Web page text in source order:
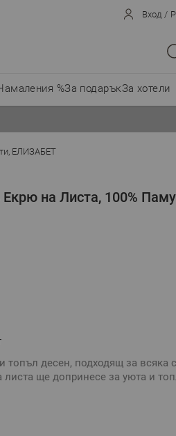
Вход /
%За подаръкЗа хотели
ЕЛИЗАБЕТ
на Листа, 100%
топъл десен, подходящ за всяка
листа ще допринесе за уюта и
плик е с копчета тик-так.